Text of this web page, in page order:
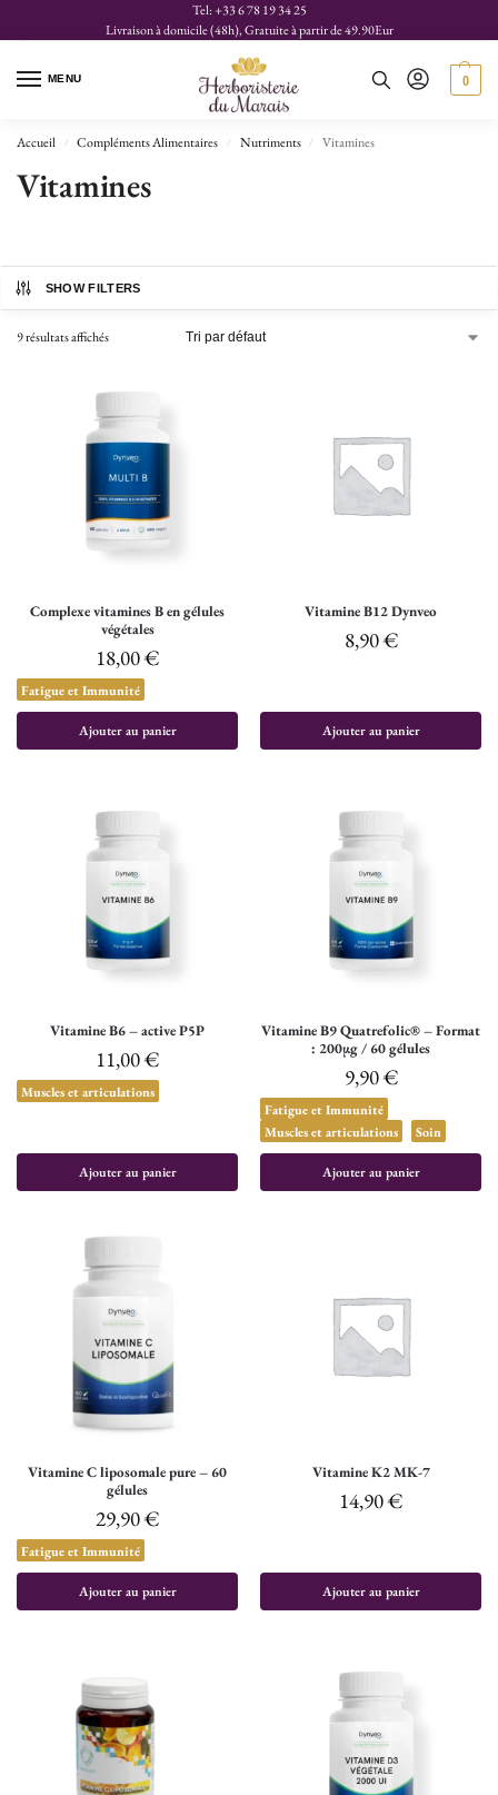
Tel: +33 6 78 19 34 25
Livraison à domicile (48h), Gratuite à partir de 49.90Eur
MENU 0
Accueil / Compléments Alimentaires / Nutriments / Vitamines
Vitamines
SHOW FILTERS
9 résultats affichés
Complexe vitamines B en gélules
végétales
18,00€
Fatigue et Immunité
Ajouter au panier
Vitamine B12 Dynveo
8,90€
Ajouter au panier
Vitamine B6 – active P5P
11,00€
Muscles et articulations
Ajouter au panier
Vitamine B9 Quatrefolic® – Format
: 200µg / 60 gélules
9,90€
Fatigue et Immunité
Muscles et articulations
Soin
Ajouter au panier
Vitamine C liposomale pure – 60
gélules
29,90€
Fatigue et Immunité
Ajouter au panier
Vitamine K2 MK-7
14,90€
Ajouter au panier